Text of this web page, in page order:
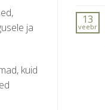
ja
kuid
13
veebr